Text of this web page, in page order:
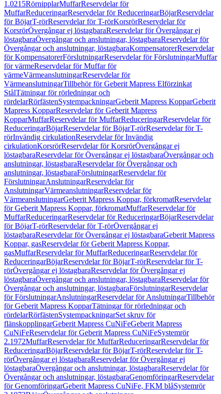
1.0215RörnipplarMuffarReservdelar för
MuffarReduceringarReservdelar för ReduceringarBöjarReservdelar
för BöjarT-rörReservdelar för T-rörKorsrörReservdelar för
KorsrörÖvergångar ej löstagbaraReservdelar för Övergångar ej
löstagbaraÖvergångar och anslutningar, löstagbaraReservdelar för
Övergångar och anslutningar, löstagbaraKompensatorerReservdelar
för KompensatorerFörslutningarReservdelar för FörslutningarMuffar
för värmeReservdelar för Muffar för
värmeVärmeanslutningarReservdelar för
VärmeanslutningarTillbehör för Geberit Mapress Elförzinkat
StålTätningar för rörledningar och
rördelarRörfästenSystempackningarGeberit Mapress KopparGeberit
Mapress KopparReservdelar för Geberit Mapress
KopparMuffarReservdelar för MuffarReduceringarReservdelar för
ReduceringarBöjarReservdelar för BöjarT-rörReservdelar för T-
rörInvändig cirkulationReservdelar för Invändig
cirkulationKorsrörReservdelar för KorsrörÖvergångar ej
löstagbaraReservdelar för Övergångar ej löstagbaraÖvergångar och
anslutningar, löstagbaraReservdelar för Övergångar och
anslutningar, löstagbaraFörslutningarReservdelar för
FörslutningarAnslutningarReservdelar för
AnslutningarVärmeanslutningarReservdelar för
VärmeanslutningarGeberit Mapress Koppar, förkromatReservdelar
för Geberit Mapress Koppar, förkromatMuffarReservdelar för
MuffarReduceringarReservdelar för ReduceringarBöjarReservdelar
för BöjarT-rörReservdelar för T-rörÖvergångar ej
löstagbaraReservdelar för Övergångar ej löstagbaraGeberit Mapress
Koppar, gasReservdelar för Geberit Mapress Koppar,
gasMuffarReservdelar för MuffarReduceringarReservdelar för
ReduceringarBöjarReservdelar för BöjarT-rörReservdelar för T-
rörÖvergångar ej löstagbaraReservdelar för Övergångar ej
löstagbaraÖvergångar och anslutningar, löstagbaraReservdelar för
Övergångar och anslutningar, löstagbaraFörslutningarReservdelar
för FörslutningarAnslutningarReservdelar för AnslutningarTillbehör
för Geberit Mapress KopparTätningar för rörledningar och
rördelarRörfästenSystempackningarSet skruv för
flänskopplingarGeberit Mapress CuNiFeGeberit Mapress
CuNiFeReservdelar för Geberit Mapress CuNiFeSystemrör
2.1972MuffarReservdelar för MuffarReduceringarReservdelar för
ReduceringarBöjarReservdelar för BöjarT-rörReservdelar för T-
rörÖvergångar ej löstagbaraReservdelar för Övergångar ej
löstagbaraÖvergångar och anslutningar, löstagbaraReservdelar för
Övergångar och anslutningar, löstagbaraGenomföringarReservdelar
för GenomföringarGeberit Mapress CuNiFe, FKM blåSystemrör